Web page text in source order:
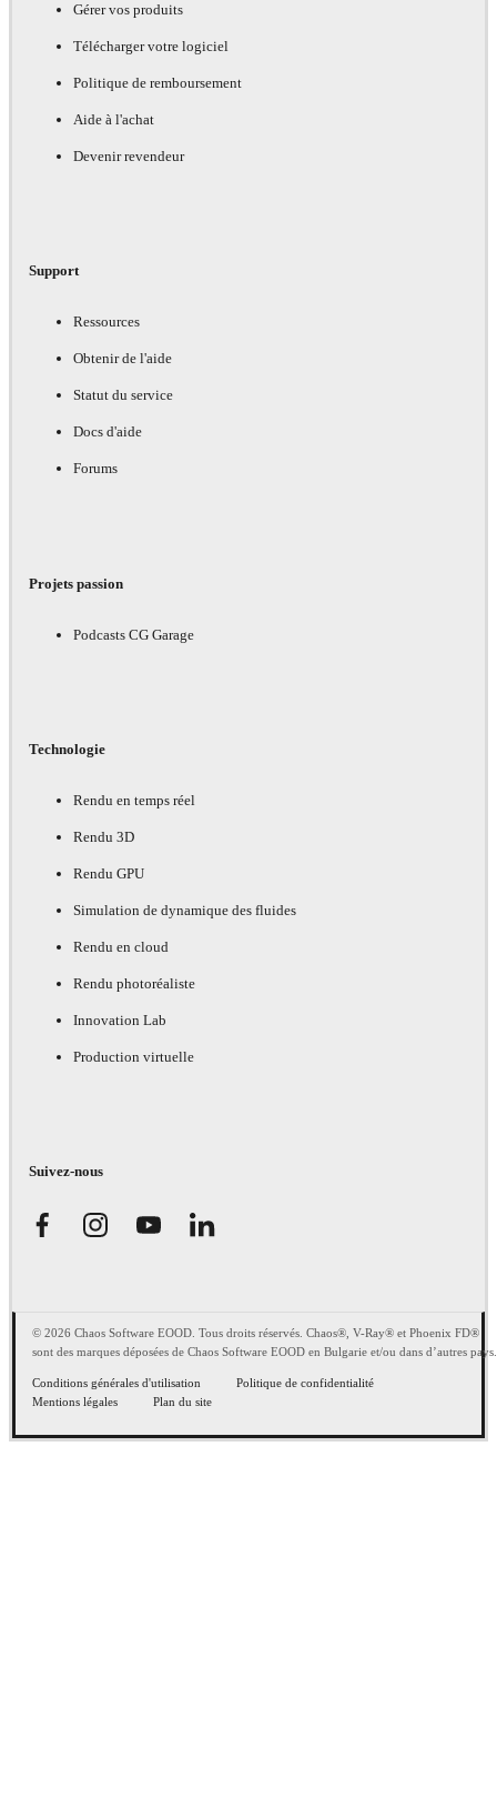
Gérer vos produits
Télécharger votre logiciel
Politique de remboursement
Aide à l'achat
Devenir revendeur
Support
Ressources
Obtenir de l'aide
Statut du service
Docs d'aide
Forums
Projets passion
Podcasts CG Garage
Technologie
Rendu en temps réel
Rendu 3D
Rendu GPU
Simulation de dynamique des fluides
Rendu en cloud
Rendu photoréaliste
Innovation Lab
Production virtuelle
Suivez-nous
© 2026 Chaos Software EOOD. Tous droits réservés. Chaos®, V-Ray® et Phoenix FD®
sont des marques déposées de Chaos Software EOOD en Bulgarie et/ou dans d’autres pays.
Conditions générales d'utilisation
Politique de confidentialité
Mentions légales
Plan du site